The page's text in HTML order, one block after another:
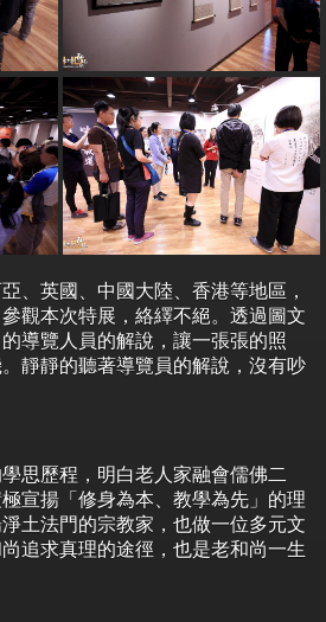
、英國、中國大陸、香港等地區，
觀本次特展，絡繹不絕。透過圖文
導覽人員的解說，讓一張張的照
靜靜的聽著導覽員的解說，沒有吵
思歷程，明白老人家融會儒佛二
宣揚「修身為本、教學為先」的理
土法門的宗教家，也做一位多元文
追求真理的途徑，也是老和尚一生